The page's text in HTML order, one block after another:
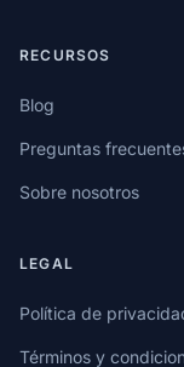
RECURSOS
Blog
Preguntas
Sobre nosotros
LEGAL
Política de
Términos y